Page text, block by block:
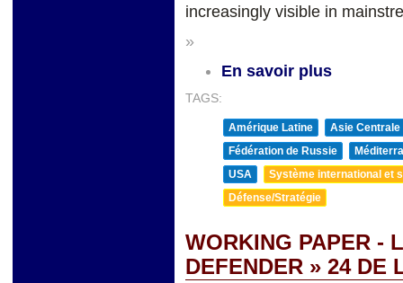
increasingly visible in
»
En savoir plus
TAGS:
Amérique Latine
Asie Centrale
Fédération de Russie
USA
Système international et
Défense/Stratégie
WORKING PAPER -
DEFENDER » 24 DE